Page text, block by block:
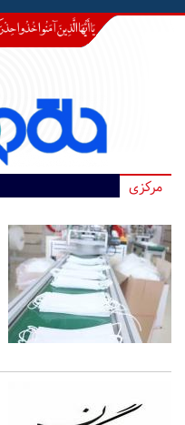
مرکزی